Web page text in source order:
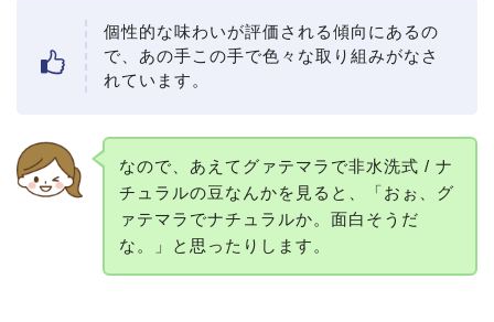
個性的な味わいが評価される傾向にあるの
で、あの⼿この⼿で⾊々な取り組みがなさ
れています。
なので、あえてグァテマラで⾮⽔洗式 / ナ
チュラルの⾖なんかを⾒ると、「おぉ、グ
ァテマラでナチュラルか。⾯⽩そうだ
な。」と思ったりします。